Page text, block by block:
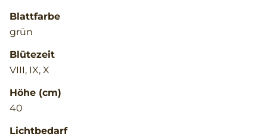
Blattfarbe
grün
Blütezeit
VIII, IX, X
Höhe (cm)
40
Lichtbedarf